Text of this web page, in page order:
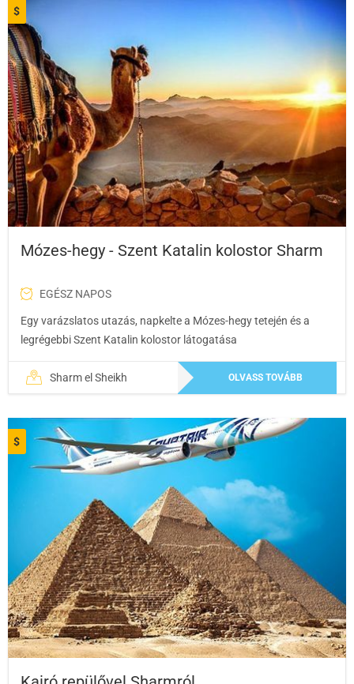
$
Mózes-hegy - Szent Katalin kolostor Sharm
EGÉSZ NAPOS
Egy varázslatos utazás, napkelte a Mózes-hegy tetején és a
legrégebbi Szent Katalin kolostor látogatása
Sharm el Sheikh OLVASS TOVÁBB
$